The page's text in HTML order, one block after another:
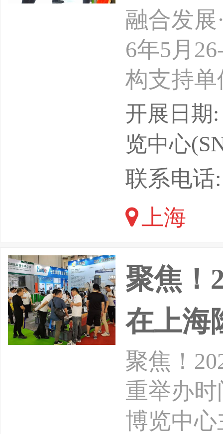
融合发展
6年5月
构支持
位：上
会展(集
备博览
统、推
性城市
开展日期
览中心
联系电话
上海
聚焦！
在上海
聚焦！
重举办时
博览中